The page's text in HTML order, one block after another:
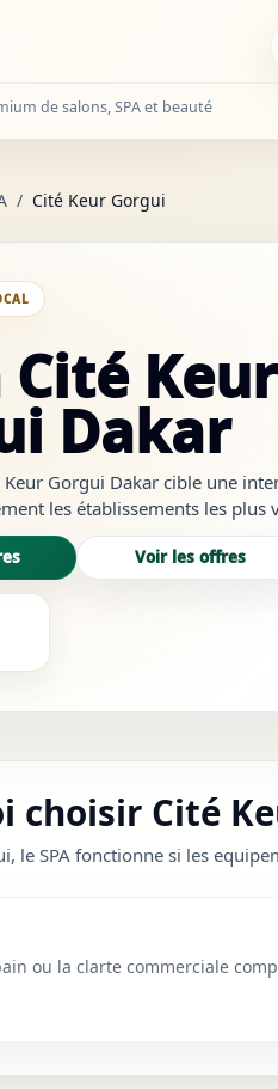
de salons, SPA et beauté
/ Cité Keur Gorgui
Cité Keur
Dakar
Keur Gorgui Dakar cible une
les établissements les plus
les bons liens sans revenir à
Voir les offres
choisir Cité
le SPA fonctionne si les
ou la clarte commerciale